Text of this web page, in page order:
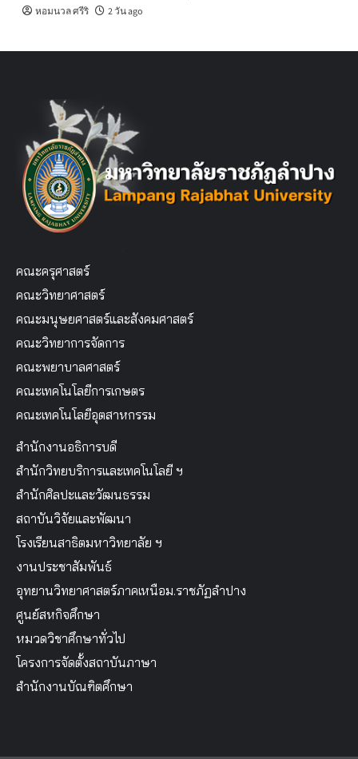
หอมนวล ศรีริ 2 วัน ago
คณะครุศาสตร์
คณะวิทยาศาสตร์
คณะมนุษยศาสตร์และสังคมศาสตร์
คณะวิทยาการจัดการ
คณะพยาบาลศาสตร์
คณะเทคโนโลยีการเกษตร
คณะเทคโนโลยีอุตสาหกรรม
สำนักงานอธิการบดี
สำนักวิทยบริการและเทคโนโลยี ฯ
สำนักศิลปะและวัฒนธรรม
สถาบันวิจัยและพัฒนา
โรงเรียนสาธิตมหาวิทยาลัย ฯ
งานประชาสัมพันธ์
อุทยานวิทยาศาสตร์ภาคเหนือม.ราชภัฏลำปาง
ศูนย์สหกิจศึกษา
หมวดวิชาศึกษาทั่วไป
โครงการจัดตั้งสถาบันภาษา
สำนักงานบัณฑิตศึกษา